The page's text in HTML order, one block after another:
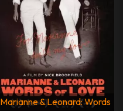
Marianne & Leonard: Words